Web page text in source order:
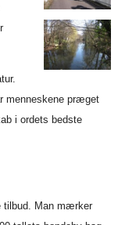
menneskene præget
i ordets bedste
tilbud. Man mærker